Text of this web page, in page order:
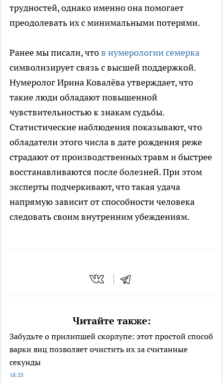
трудностей, однако именно она помогает
преодолевать их с минимальными потерями.
Ранее мы писали, чтов нумерологии семерка
символизирует связь с высшей поддержкой.
Нумеролог Ирина Ковалёва утверждает, что
такие люди обладают повышенной
чувствительностью к знакам судьбы.
Статистические наблюдения показывают, что
обладатели этого числа в дате рождения реже
страдают от производственных травм и быстрее
восстанавливаются после болезней. При этом
эксперты подчеркивают, что такая удача
напрямую зависит от способности человека
следовать своим внутренним убеждениям.
Читайте также:
Забудьте о прилипшей скорлупе: этот простой способ
варки яиц позволяет очистить их за считанные
секунды
18:35